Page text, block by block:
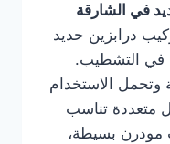
في الشارقة
درابزين حديد
في التشطيب.
وتحمل الاستخدام
متعددة تناسب
مودرن بسيطة،